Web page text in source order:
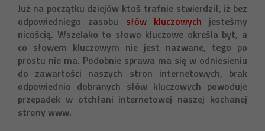
Już na początku dziejów ktoś trafnie stwierdził, iż bez
odpowiedniego zasobu słów kluczowych jesteśmy
nicością. Wszelako to słowo kluczowe określa byt, a
co słowem kluczowym nie jest nazwane, tego po
prostu nie ma. Podobnie sprawa ma się w odniesieniu
do zawartości naszych stron internetowych, brak
odpowiednio dobranych słów kluczowych powoduje
przepadek w otchłani internetowej naszej kochanej
strony www.